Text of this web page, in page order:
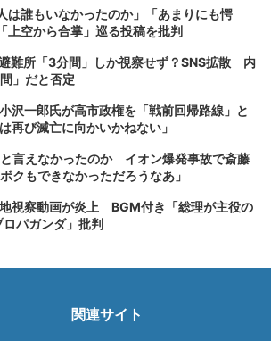
は誰もいなかったのか」「あまりにも愕
空から合掌」巡る投稿を批判
難所「3分間」しか視察せず？SNS拡散 内
」だと否定
沢一郎氏が高市政権を「戦前回帰路線」と
び滅亡に向かいかねない」
言えなかったのか イオン爆発事故で斎藤
クもできなかっただろうなあ」
視察動画が炎上 BGM付き「総理が主役の
パガンダ」批判
関連サイト